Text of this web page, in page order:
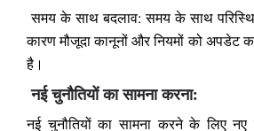
समय के साथ बदलाव: समय के साथ
कारण मौजूदा कानूनों और नियमों को अपडेट
है।
नई चुनौतियों का सामना करना:
नई चुनौतियों का सामना करने के लिए नए